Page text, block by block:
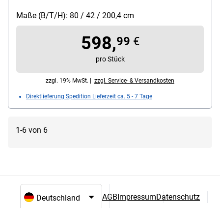
Melaminharzbeschichtung
Ausführung des Gestells: mit Sockel
Besonderheiten: Hängeregistraturauszüge auf
Teleskoprollenführung, abschließbar
Maße (B/T/H): 80 / 42 / 200,4 cm
598,99 €
pro Stück
zzgl. 19% MwSt. | zzgl. Service- & Versandkosten
Direktlieferung Spedition Lieferzeit ca. 5 - 7 Tage
1-6 von 6
AGB ImpressumDatenschutz